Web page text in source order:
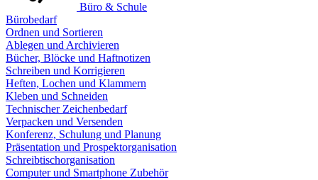
Büro & Schule
Bürobedarf
Ordnen und Sortieren
Ablegen und Archivieren
Bücher, Blöcke und Haftnotizen
Schreiben und Korrigieren
Heften, Lochen und Klammern
Kleben und Schneiden
Technischer Zeichenbedarf
Verpacken und Versenden
Konferenz, Schulung und Planung
Präsentation und Prospektorganisation
Schreibtischorganisation
Computer und Smartphone Zubehör